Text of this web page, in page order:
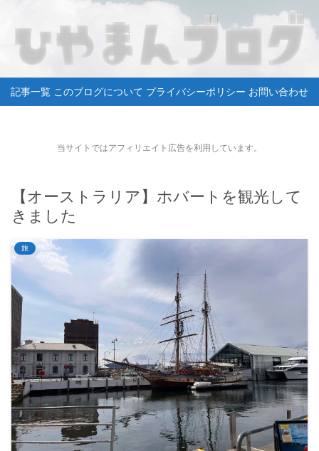
記事一覧 このブログについて プライバシーポリシー お問い合わせ
当サイトではアフィリエイト広告を利用しています。
【オーストラリア】ホバートを観光して
きました
旅